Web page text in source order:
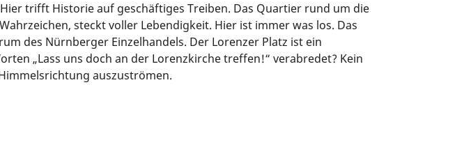
trifft Historie auf geschäftiges Treiben. Das Quartier rund um die
steckt voller Lebendigkeit. Hier ist immer was los. Das
des Nürnberger Einzelhandels. Der Lorenzer Platz ist ein
„Lass uns doch an der Lorenzkirche treffen!“ verabredet? Kein
auszuströmen.